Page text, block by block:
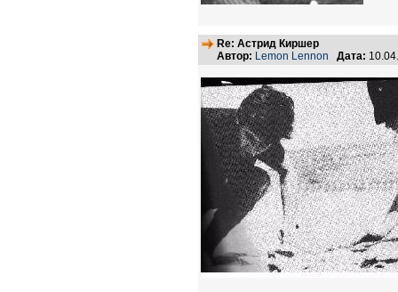
Re: Астрид Киршер
Автор: Lemon Lennon Дата: